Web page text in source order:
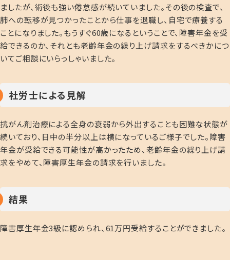
ましたが、術後も強い倦怠感が続いていました。その後の検査で、
肺への転移が見つかったことから仕事を退職し、自宅で療養する
ことになりました。もうすぐ60歳になるということで、障害年金を受
給できるのか、それとも老齢年金の繰り上げ請求をするべきかにつ
いてご相談にいらっしゃいました。
社労士による見解
抗がん剤治療による全身の衰弱から外出することも困難な状態が
続いており、日中の半分以上は横になっているご様子でした。障害
年金が受給できる可能性が高かったため、老齢年金の繰り上げ請
求をやめて、障害厚生年金の請求を行いました。
結果
障害厚生年金3級に認められ、61万円受給することができました。